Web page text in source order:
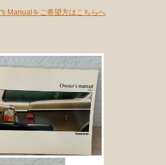
Manualをご希望方はこちらへ